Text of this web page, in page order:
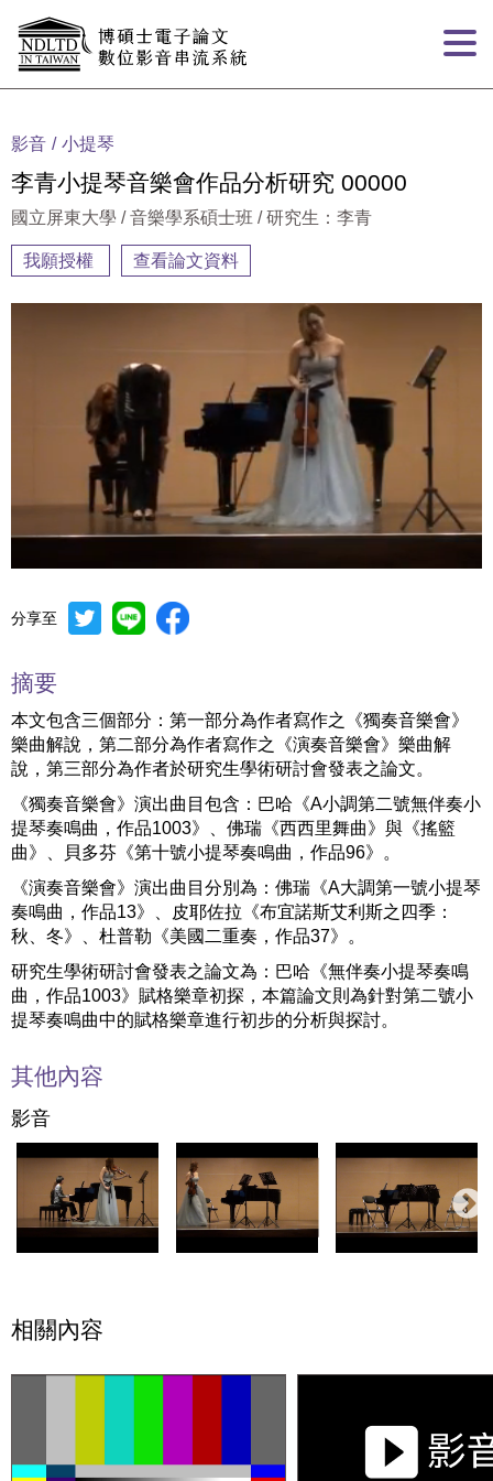
影音 小提琴
李青小提琴音樂會作品分析研究 00000
國立屏東大學 / 音樂學系碩士班 / 研究生：李青
我願授權 查看論文資料
分享至
摘要
本文包含三個部分：第一部分為作者寫作之《獨奏音樂會》
樂曲解說，第二部分為作者寫作之《演奏音樂會》樂曲解
說，第三部分為作者於研究生學術研討會發表之論文。
《獨奏音樂會》演出曲目包含：巴哈《A小調第二號無伴奏小
提琴奏鳴曲，作品1003》、佛瑞《西西里舞曲》與《搖籃
曲》、貝多芬《第十號小提琴奏鳴曲，作品96》。
《演奏音樂會》演出曲目分別為：佛瑞《A大調第一號小提琴
奏鳴曲，作品13》、皮耶佐拉《布宜諾斯艾利斯之四季：
秋、冬》、杜普勒《美國二重奏，作品37》。
研究生學術研討會發表之論文為：巴哈《無伴奏小提琴奏鳴
曲，作品1003》賦格樂章初探，本篇論文則為針對第二號小
提琴奏鳴曲中的賦格樂章進行初步的分析與探討。
其他內容
影音
相關內容